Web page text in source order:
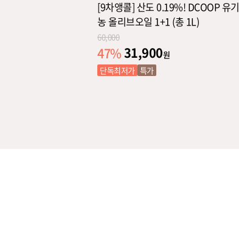
[9차앵콜] 산도 0.19%! DCOOP 유기
농 올리브오일 1+1 (총 1L)
60,000
47%31,900원
단독최저가 특가